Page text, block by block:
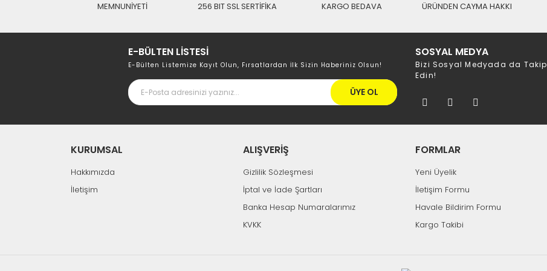
BAFF DSW-41 1/4 Gold DiseqC Switch Kutulu
488,03 TL
Tükendi
Next
Next YE-2130 Ayarlı Uydu Sinyal Yükseltici 30dB Line Amplifier
317,21 TL 405,04 TL
%21
MEMNUNİYETİ
256 BIT SSL SERTİFİKA
KARGO BEDAVA
ÜRÜNDEN CAYMA HAKKI
E-BÜLTEN LİSTESİ
E-Bülten Listemize Kayıt Olun, Fırsatlardan İlk Sizin Haberiniz Olsun!
ÜYE OL
SOSYAL MEDYA
Bizi Sosyal Medyada da Takip
Edin!
KURUMSAL
Hakkımızda
İletişim
ALIŞVERİŞ
Gizlilik Sözleşmesi
İptal ve İade Şartları
Banka Hesap Numaralarımız
KVKK
FORMLAR
Yeni Üyelik
İletişim Formu
Havale Bildirim Formu
Kargo Takibi